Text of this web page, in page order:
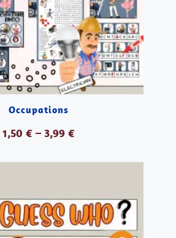
Occupations
1,50 € – 3,99 €